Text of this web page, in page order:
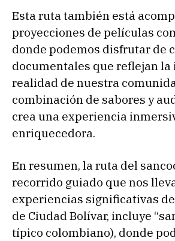
Esta ruta también está
proyecciones de películas
donde podemos disfrutar de
documentales que reflejan
realidad de nuestra
combinación de sabores y
crea una experiencia
enriquecedora.
En resumen, la ruta del
recorrido guiado que nos
experiencias significativas
de Ciudad Bolívar, incluye
típico colombiano), donde